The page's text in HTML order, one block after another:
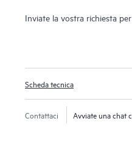
Inviate la vostra richiesta
Scheda tecnica
Contattaci Avviate una chat